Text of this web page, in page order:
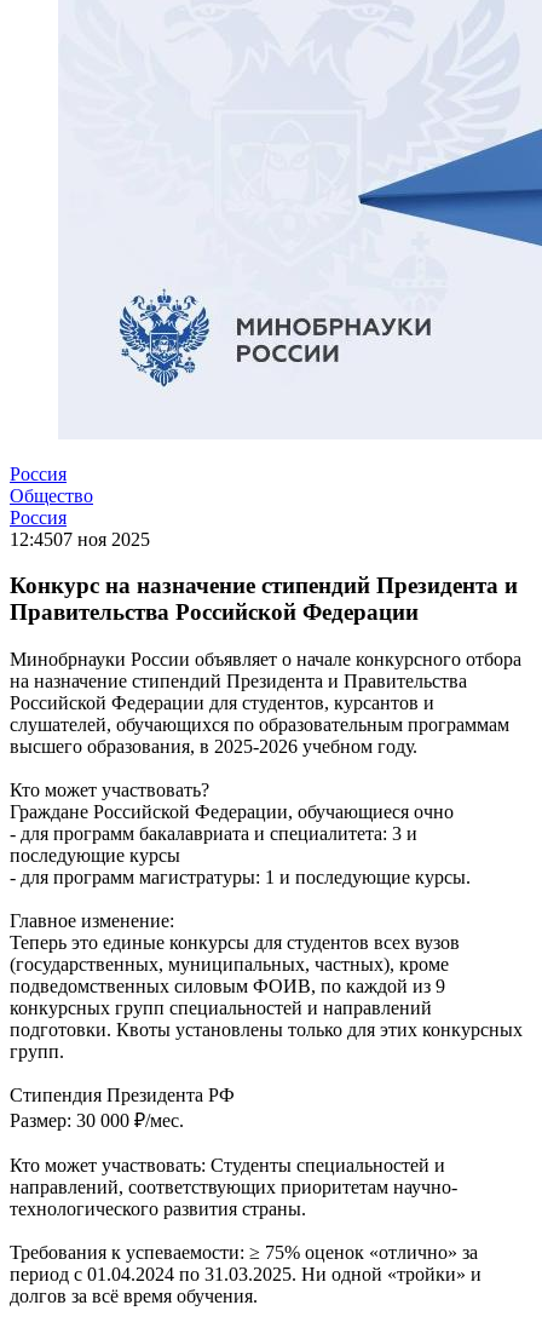
Россия
Общество
Россия
12:4507 ноя 2025
Конкурс на назначение стипендий Президента и
Правительства Российской Федерации
Минобрнауки России объявляет о начале конкурсного отбора
на назначение стипендий Президента и Правительства
Российской Федерации для студентов, курсантов и
слушателей, обучающихся по образовательным программам
высшего образования, в 2025-2026 учебном году.
Кто может участвовать?
Граждане Российской Федерации, обучающиеся очно
- для программ бакалавриата и специалитета: 3 и
последующие курсы
- для программ магистратуры: 1 и последующие курсы.
Главное изменение:
Теперь это единые конкурсы для студентов всех вузов
(государственных, муниципальных, частных), кроме
подведомственных силовым ФОИВ, по каждой из 9
конкурсных групп специальностей и направлений
подготовки. Квоты установлены только для этих конкурсных
групп.
Стипендия Президента РФ
Размер: 30 000 ₽/мес.
Кто может участвовать: Студенты специальностей и
направлений, соответствующих приоритетам научно-
технологического развития страны.
Требования к успеваемости: ≥ 75% оценок «отлично» за
период с 01.04.2024 по 31.03.2025. Ни одной «тройки» и
долгов за всё время обучения.